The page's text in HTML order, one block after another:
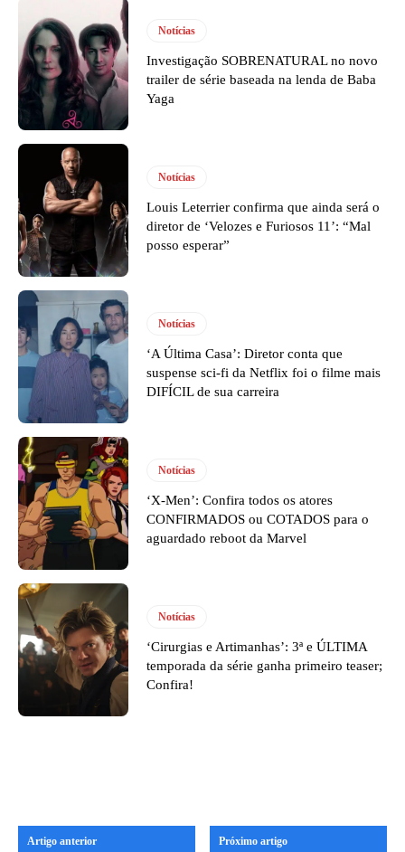
Notícias
Investigação SOBRENATURAL no novo
trailer de série baseada na lenda de Baba
Yaga
Notícias
Louis Leterrier confirma que ainda será o
diretor de ‘Velozes e Furiosos 11’: “Mal
posso esperar”
Notícias
‘A Última Casa’: Diretor conta que
suspense sci-fi da Netflix foi o filme mais
DIFÍCIL de sua carreira
Notícias
‘X-Men’: Confira todos os atores
CONFIRMADOS ou COTADOS para o
aguardado reboot da Marvel
Notícias
‘Cirurgias e Artimanhas’: 3ª e ÚLTIMA
temporada da série ganha primeiro teaser;
Confira!
Artigo anterior Próximo artigo